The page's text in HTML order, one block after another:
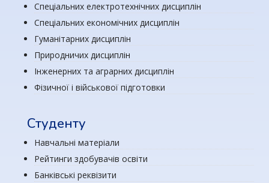
Спеціальних електротехнічних дисциплін
Спеціальних економічних дисциплін
Гуманітарних дисциплін
Природничих дисциплін
Інженерних та аграрних дисциплін
Фізичної і військової підготовки
Студенту
Навчальні матеріали
Рейтинги здобувачів освіти
Банківські реквізити